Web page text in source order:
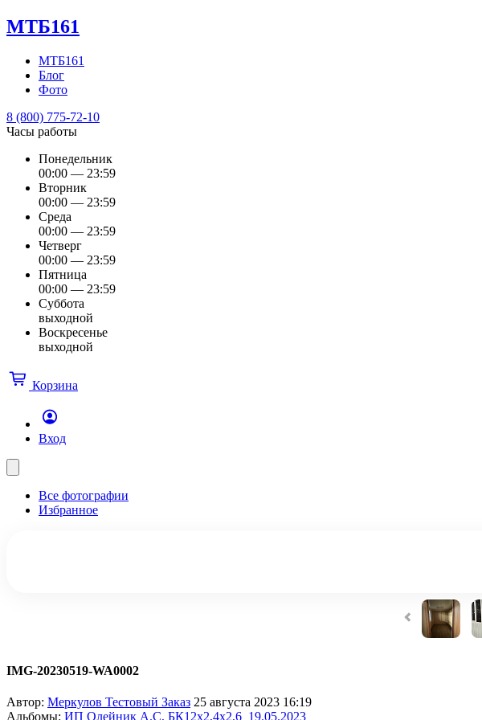
МТБ161
МТБ161
Блог
Фото
8 (800) 775-72-10
Часы работы
Понедельник
00:00 — 23:59
Вторник
00:00 — 23:59
Среда
00:00 — 23:59
Четверг
00:00 — 23:59
Пятница
00:00 — 23:59
Суббота
выходной
Воскресенье
выходной
Корзина
Вход
Все фотографии
Избранное
IMG-20230519-WA0002
Автор: Меркулов Тестовый Заказ 25 августа 2023 16:19
Альбомы: ИП Олейник А.С, БК12х2,4х2,6_19.05.2023